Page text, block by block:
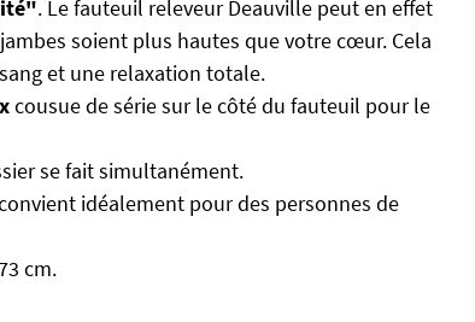
. Le fauteuil releveur Deauville peut en effet
soient plus hautes que votrecœur. Cela
et une relaxation totale.
cousue de série sur le côté du fauteuil pour le
se fait simultanément.
idéalement pour des personnes de
cm.